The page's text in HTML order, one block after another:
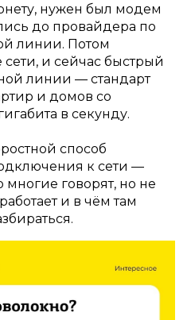
нужен был модем
до провайдера по
линии. Потом
и сейчас быстрый
линии — стандарт
и домов со
в секунду.
способ
к сети —
многие говорят, но не
и в чём там